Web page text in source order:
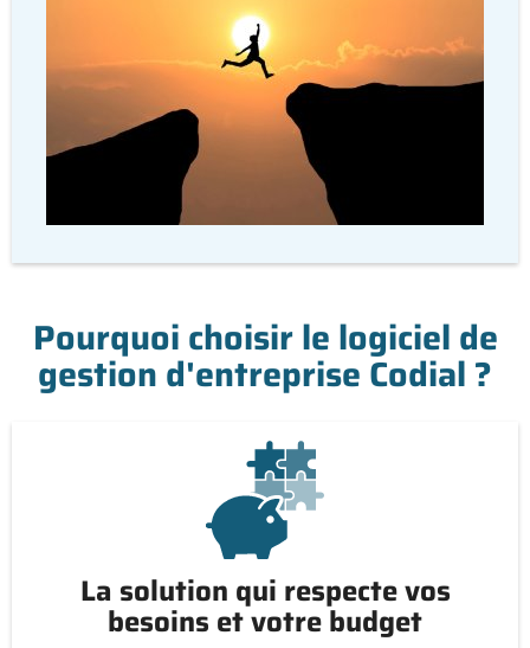
Pourquoi choisir le logiciel de
gestion d'entreprise Codial ?
La solution qui respecte vos
besoins et votre budget